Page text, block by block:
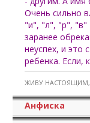
Очень сильно
"и", "л", "р", "в"
заранее
неуспех, и это
ребенка. Если,
ЖИВУ НАСТОЯЩИМ,
Анфиска